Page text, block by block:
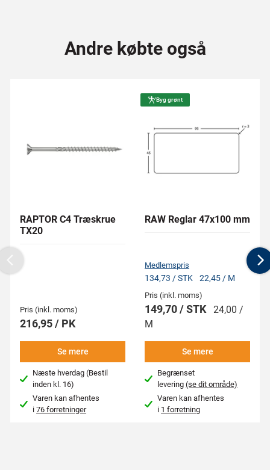
Andre købte også
RAPTOR C4 Træskrue
TX20
Pris (inkl. moms)
216,95 / PK
Se mere
Næste hverdag (Bestil
inden kl. 16)
Varen kan afhentes
i76 forretninger
Byg grønt
RAW Reglar 47x100 mm
Medlemspris
134,73 / STK 22,45 / M
Pris (inkl. moms)
149,70 / STK 24,00 /
M
Se mere
Begrænset
levering(se dit område)
Varen kan afhentes
i 1 forretning
Previous